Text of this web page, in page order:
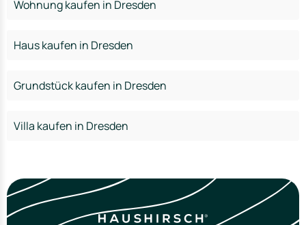
Wohnung kaufen in Dresden
Haus kaufen in Dresden
Grundstück kaufen in Dresden
Villa kaufen in Dresden